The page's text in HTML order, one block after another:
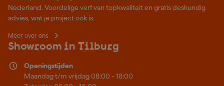
Nederland. Voordelige verf van topkwaliteit en gratis deskundig
advies, wat je project ook is.
Meer over ons
Showroom in Tilburg
Openingstijden
Maandag t/m vrijdag 08:00 - 18:00